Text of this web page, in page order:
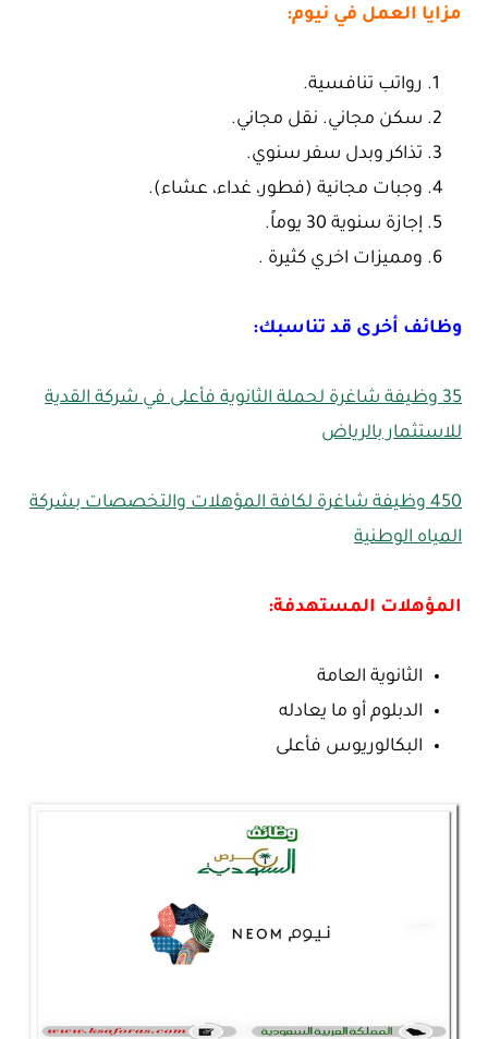
مزايا العمل في نيوم:
رواتب تنافسية.
سكن مجاني. نقل مجاني.
تذاكر وبدل سفر سنوي.
وجبات مجانية (فطور، غداء، عشاء).
إجازة سنوية 30 يوماً.
ومميزات اخري كثيرة .
وظائف أخرى قد تناسبك:
35 وظيفة شاغرة لحملة الثانوية فأعلى في شركة القدية
للاستثمار بالرياض
450 وظيفة شاغرة لكافة المؤهلات والتخصصات بشركة
المياه الوطنية
المؤهلات المستهدفة:
الثانوية العامة
الدبلوم أو ما يعادله
البكالوريوس فأعلى